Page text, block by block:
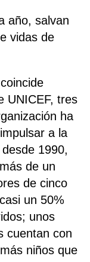
año, salvan
vidas de
UNICEF, tres
ha
a la
1990,
de un
de cinco
un 50%
unos
cuentan con
niños que